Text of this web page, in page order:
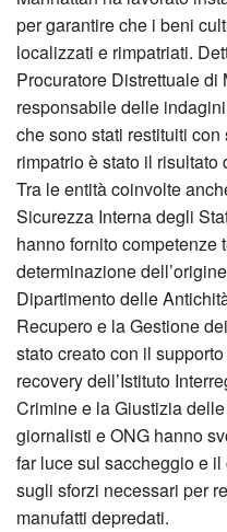
per garantire che i beni
localizzati e rimpatriati.
Procuratore Distrettuale di
responsabile delle
che sono stati restituiti
rimpatrio è stato il
Tra le entità coinvolte
Sicurezza Interna degli
hanno fornito competenze
determinazione
Dipartimento delle
Recupero e la Gestione
stato creato con il
recovery dell’Istituto
Crimine e la Giustizia
giornalisti e ONG hanno
far luce sul saccheggio e il
sugli sforzi necessari per
manufatti depredati.